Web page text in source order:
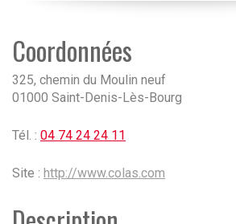
Coordonnées
325, chemin du Moulin neuf
01000 Saint-Denis-Lès-Bourg
Tél. : 04 74 24 24 11
Site : http://www.colas.com